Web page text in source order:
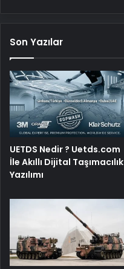
Son Yazılar
UETDS Nedir ? Uetds.com
İle Akıllı Dijital Taşımacılık
Yazılımı